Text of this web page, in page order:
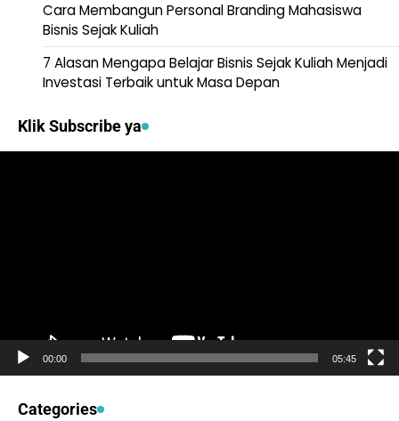
Cara Membangun Personal Branding Mahasiswa
Bisnis Sejak Kuliah
7 Alasan Mengapa Belajar Bisnis Sejak Kuliah Menjadi
Investasi Terbaik untuk Masa Depan
Klik Subscribe ya
00:00 05:45
Categories